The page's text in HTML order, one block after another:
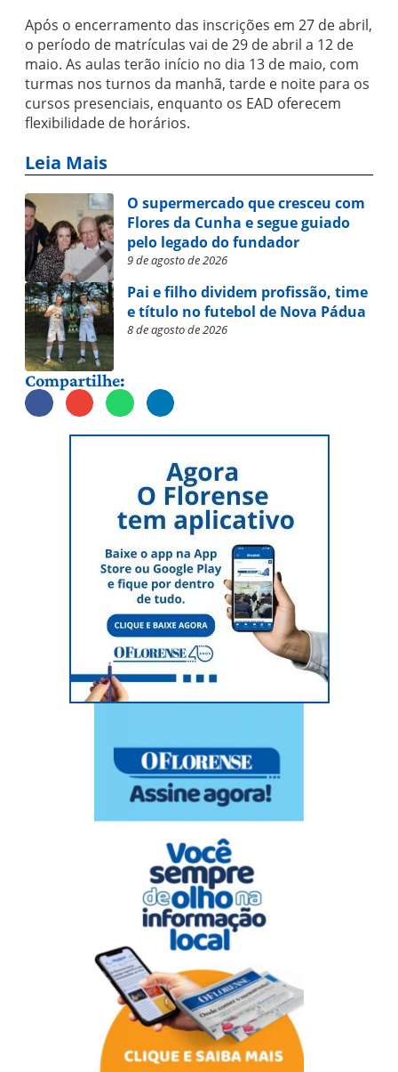
Após o encerramento das inscrições em 27 de abril,
o período de matrículas vai de 29 de abril a 12 de
maio. As aulas terão início no dia 13 de maio, com
turmas nos turnos da manhã, tarde e noite para os
cursos presenciais, enquanto os EAD oferecem
flexibilidade de horários.
Leia Mais
O supermercado que cresceu com
Flores da Cunha e segue guiado
pelo legado do fundador
9 de agosto de 2026
Pai e filho dividem profissão, time
e título no futebol de Nova Pádua
8 de agosto de 2026
Compartilhe: